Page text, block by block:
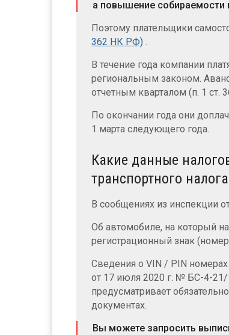
а повышение собираемости
Поэтому плательщики
362 НК РФ) .
В течение года компании
региональным законом.
отчетным кварталом (п. 1 ст.
По окончании года они
1 марта следующего года.
Какие данные
транспортного налога
В сообщениях из инспекции
Об автомобиле, на который
регистрационный знак
Сведения о VIN / PIN
от 17 июля 2020 г. № БС-4-21/
предусматривает
документах.
Вы можете запросить